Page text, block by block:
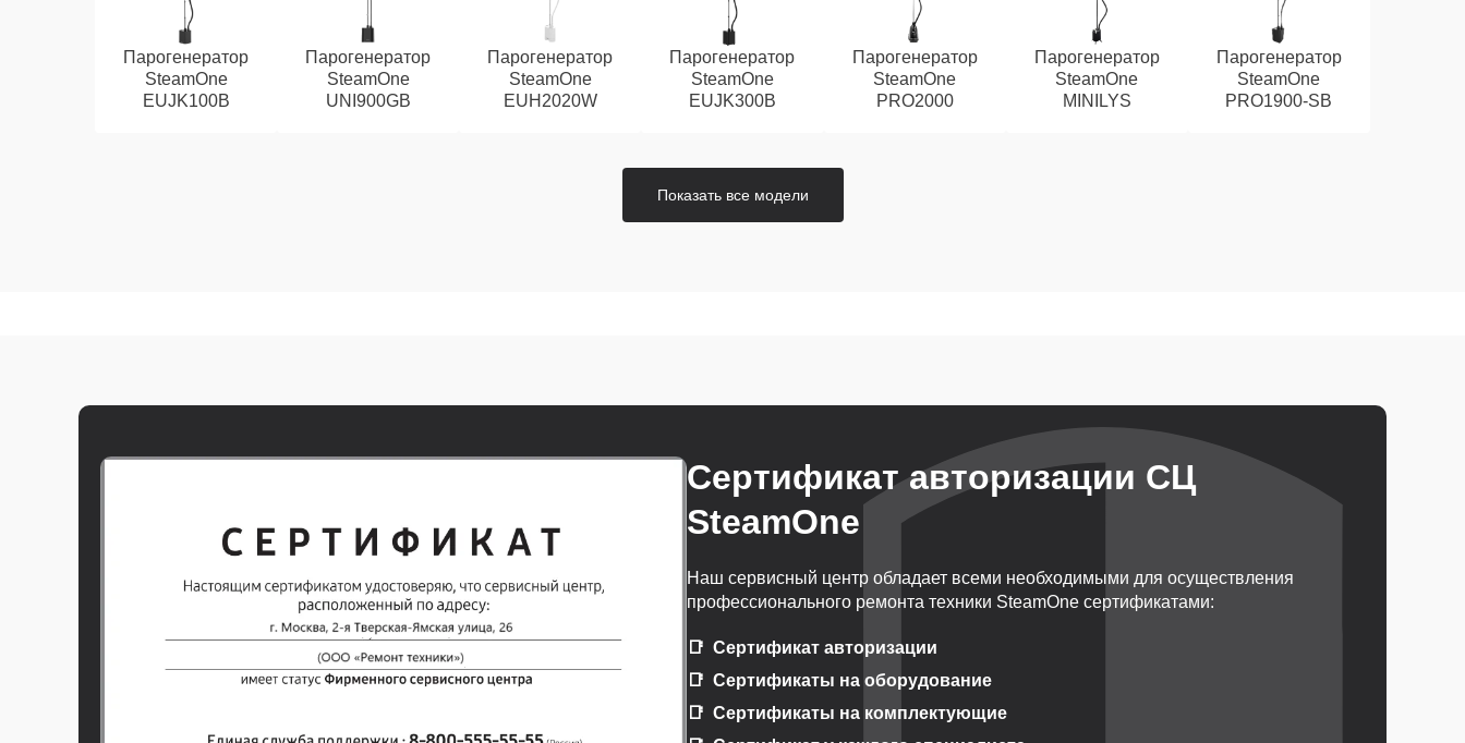
Парогенератор
SteamOne
EUJK100B
Парогенератор
SteamOne
UNI900GB
Парогенератор
SteamOne
EUH2020W
Парогенератор
SteamOne
EUJK300B
Парогенератор
SteamOne
PRO2000
Парогенератор
SteamOne
MINILYS
Парогенератор
SteamOne
PRO1900-SB
Показать все модели
Сертификат авторизации СЦ
SteamOne
Наш сервисный центр обладает всеми необходимыми для осуществления
профессионального ремонта техники SteamOne сертификатами:
Сертификат авторизации
Сертификаты на оборудование
Сертификаты на комплектующие